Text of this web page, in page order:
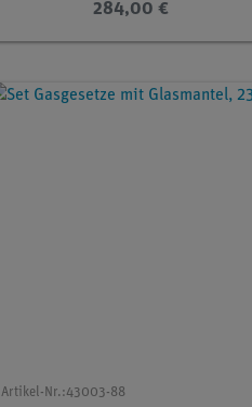
284,00 €
Artikel-Nr.:43003-88